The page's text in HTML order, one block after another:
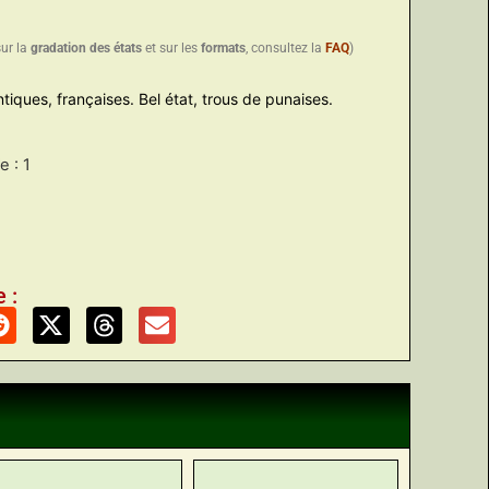
la gradation des états et sur les formats, consultez la FAQ)
françaises. Bel état, trous de punaises.
: 1
: